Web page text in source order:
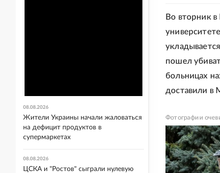
Во вторник
пошел
больницах
доставили в
Фотографии
08.08.2026
Жители Украины начали жаловаться
на дефицит продуктов в
супермаркетах
08.08.2026
ЦСКА и "Ростов" сыграли нулевую